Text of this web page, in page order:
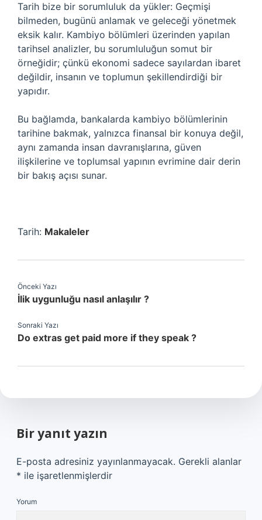
Tarih bize bir sorumluluk da yükler: Geçmişi
bilmeden, bugünü anlamak ve geleceği yönetmek
eksik kalır. Kambiyo bölümleri üzerinden yapılan
tarihsel analizler, bu sorumluluğun somut bir
örneğidir; çünkü ekonomi sadece sayılardan ibaret
değildir, insanın ve toplumun şekillendirdiği bir
yapıdır.
Bu bağlamda, bankalarda kambiyo bölümlerinin
tarihine bakmak, yalnızca finansal bir konuya değil,
aynı zamanda insan davranışlarına, güven
ilişkilerine ve toplumsal yapının evrimine dair derin
bir bakış açısı sunar.
Tarih: Makaleler
Önceki Yazı
İlik uygunluğu nasıl anlaşılır ?
Sonraki Yazı
Do extras get paid more if they speak ?
Bir yanıt yazın
E-posta adresiniz yayınlanmayacak. Gerekli alanlar
* ile işaretlenmişlerdir
Yorum